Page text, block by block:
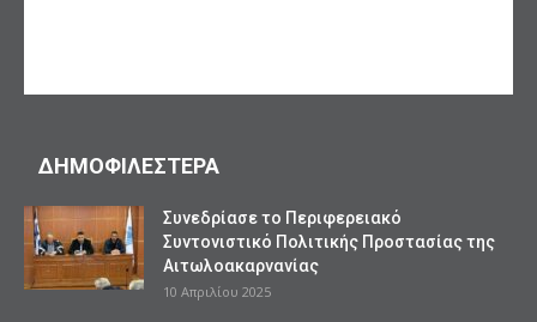
ΔΗΜΟΦΙΛΕΣΤΕΡΑ
Συνεδρίασε το Περιφερειακό
Συντονιστικό Πολιτικής Προστασίας της
Αιτωλοακαρνανίας
10 Απριλίου 2025